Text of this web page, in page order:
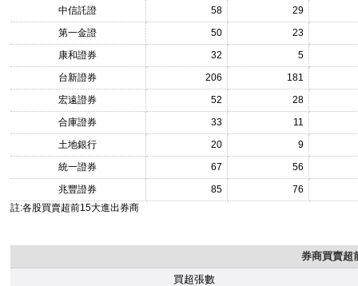
中信託證
58
29
第一金證
50
23
康和證券
32
5
台新證券
206
181
宏遠證券
52
28
合庫證券
33
11
土地銀行
20
9
統一證券
67
56
兆豐證券
85
76
註:各股買賣超前15大進出券商
券商買賣超
買超張數